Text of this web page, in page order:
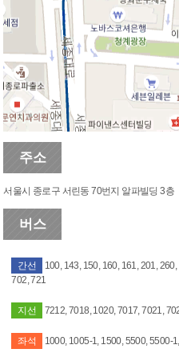
주소
서울시 종로구 서린동 70번지 알파빌딩 3층
버스
간선
100, 143, 150, 160, 161, 201,
702, 721
지선 7212, 7018, 1020, 7017, 7021,
좌석 1000, 1005-1, 1500, 5500, 5500-